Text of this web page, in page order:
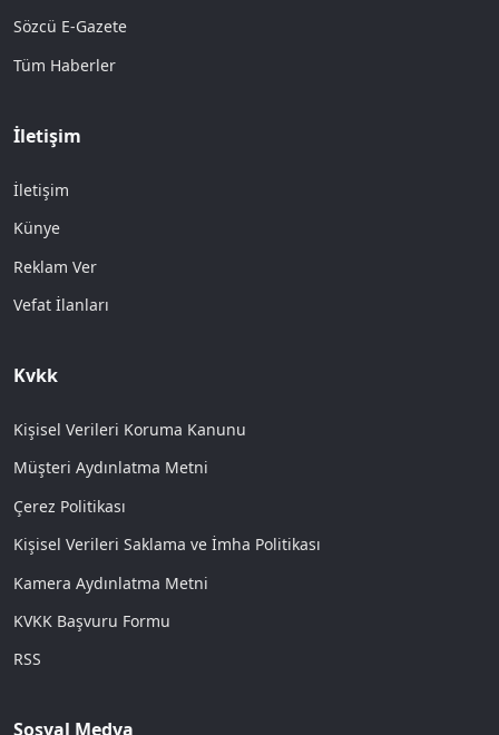
Sözcü E-Gazete
Tüm Haberler
İletişim
İletişim
Künye
Reklam Ver
Vefat İlanları
Kvkk
Kişisel Verileri Koruma Kanunu
Müşteri Aydınlatma Metni
Çerez Politikası
Kişisel Verileri Saklama ve İmha Politikası
Kamera Aydınlatma Metni
KVKK Başvuru Formu
RSS
Sosyal Medya